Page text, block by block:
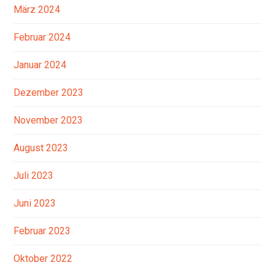
März 2024
Februar 2024
Januar 2024
Dezember 2023
November 2023
August 2023
Juli 2023
Juni 2023
Februar 2023
Oktober 2022